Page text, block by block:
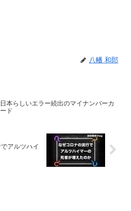
八幡 和郎
日本らしいエラー続出のマイナンバーカ
ード
アルツハイ